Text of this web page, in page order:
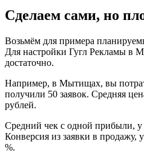
Сделаем сами, но
Возьмём для примера
Для настройки Гугл Рекламы в
достаточно.
Например, в Мытищах, вы
получили 50 заявок. Средняя
рублей.
Средний чек с одной прибыли, у
Конверсия из заявки в продажу,
%.